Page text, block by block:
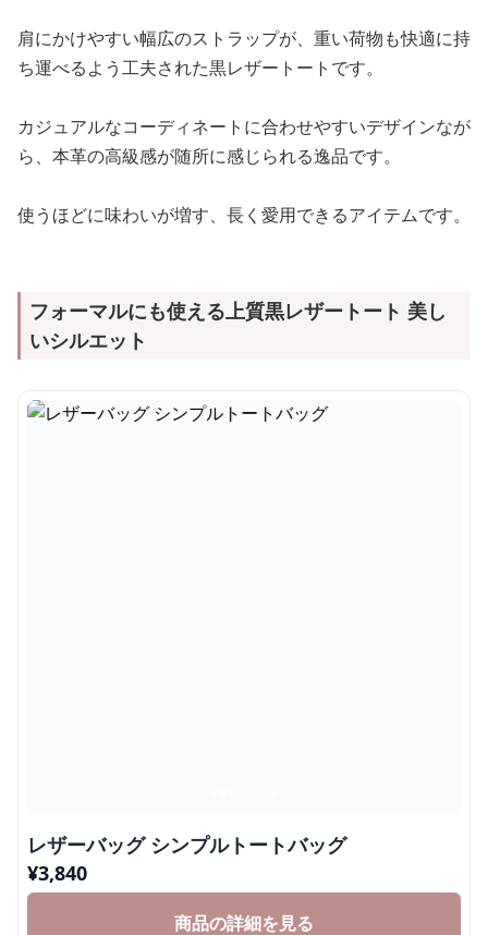
肩にかけやすい幅広のストラップが、重い荷物も快適に持
ち運べるよう工夫された黒レザートートです。
カジュアルなコーディネートに合わせやすいデザインなが
ら、本革の高級感が随所に感じられる逸品です。
使うほどに味わいが増す、長く愛用できるアイテムです。
フォーマルにも使える上質黒レザートート 美し
いシルエット
レザーバッグ シンプルトートバッグ
¥3,840
商品の詳細を見る